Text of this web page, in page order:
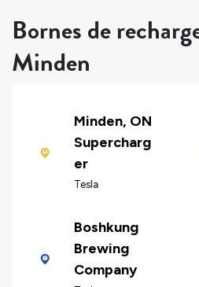
Bornes de
Minden
Minden, ON
Supercharg
er
Tesla
Boshkung
Brewing
Company